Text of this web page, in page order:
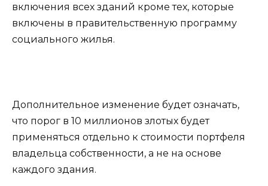
включения всех зданий кроме тех, которые
включены в правительственную программу
социального жилья.
Дополнительное изменение будет означать,
что порог в 10 миллионов злотых будет
применяться отдельно к стоимости портфеля
владельца собственности, а не на основе
каждого здания.